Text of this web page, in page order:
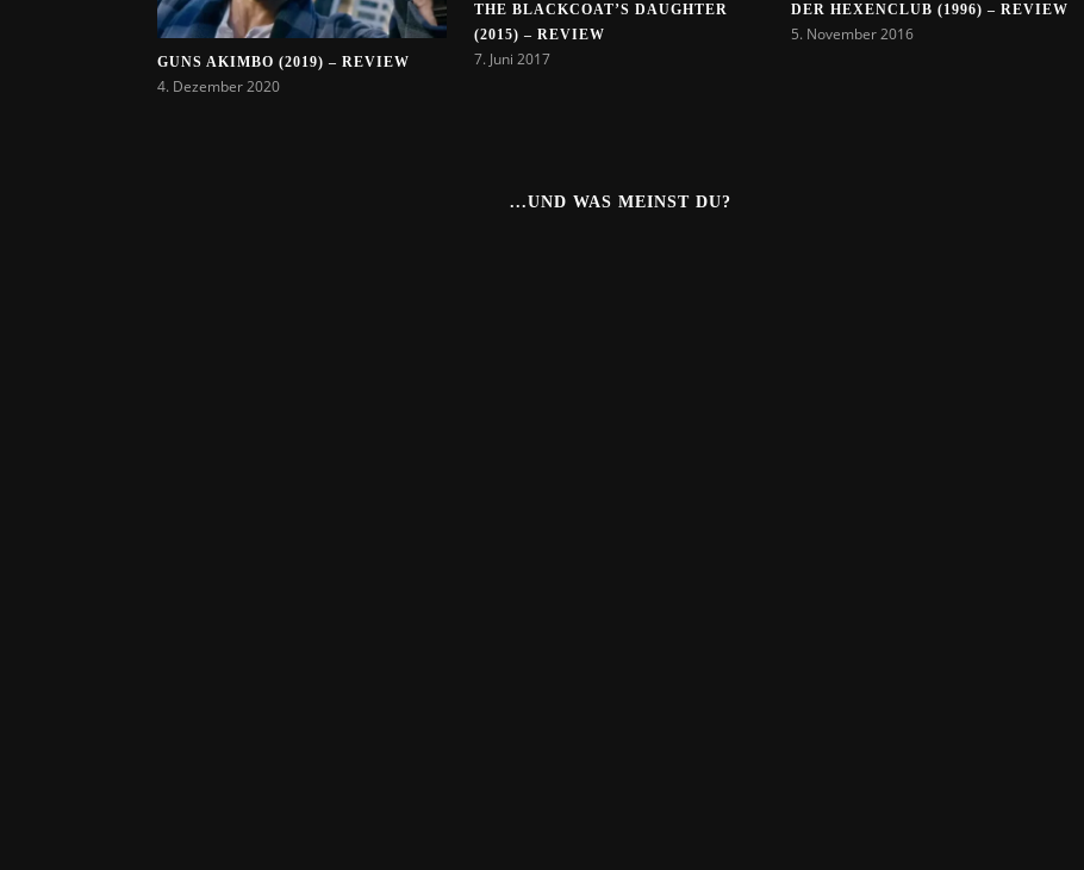
GUNS AKIMBO (2019) – REVIEW
4. Dezember 2020
THE BLACKCOAT’S DAUGHTER
(2015) – REVIEW
7. Juni 2017
DER HEXENCLUB (1996) – REVIEW
5. November 2016
...UND WAS MEINST DU?